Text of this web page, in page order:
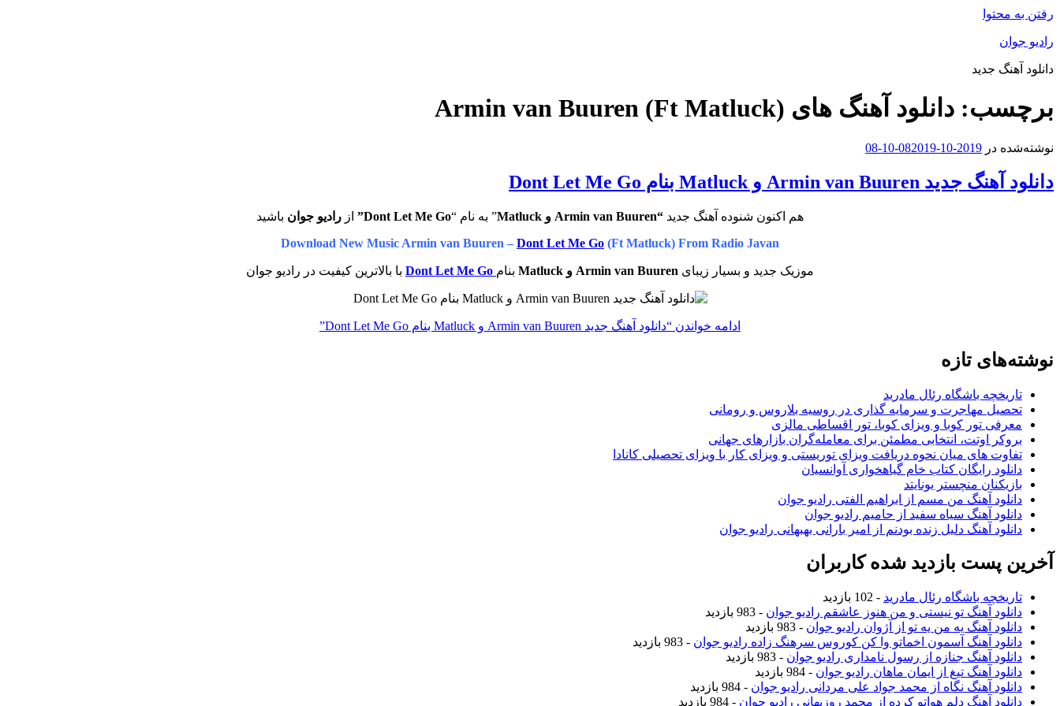
رفتن به محتوا
رادیو جوان
دانلود آهنگ جدید
برچسب: دانلود آهنگ های Armin van Buuren (Ft Matluck)
نوشته‌شده در 2019-10-08
2019-10-08
دانلود آهنگ جدید Armin van Buuren و Matluck بنام Dont Let Me Go
هم اکنون شنوده آهنگ جدید “Armin van Buuren و Matluck ” به نام “Dont Let Me Go” از رادیو جوان باشید
Download New Music Armin van Buuren – Dont Let Me Go (Ft Matluck) From Radio Javan
موزیک جدید و بسیار زیبای Armin van Buuren و Matluck بنام Dont Let Me Go با بالاترین کیفیت در رادیو جوان
ادامه خواندن “دانلود آهنگ جدید Armin van Buuren و Matluck بنام Dont Let Me Go”
نوشته‌های تازه
تاریخچه باشگاه رئال مادرید
تحصیل مهاجرت و سرمایه گذاری در روسیه بلاروس و رومانی
معرفی تور کوبا و ویزای کوبا، تور اقساطی مالزی
بروکر اوتت، انتخابی مطمئن برای معامله‌گران بازارهای جهانی
تفاوت های میان نحوه دریافت ویزای توریستی و ویزای کار با ویزای تحصیلی کانادا
دانلود رایگان کتاب خام گیاهخواری آوانسیان
بازیکنان منچستر یونایتد
دانلود آهنگ من مسم از ابراهیم الفتی رادیو جوان
دانلود آهنگ سیاه سفید از حامیم رادیو جوان
دانلود آهنگ دلیل زنده بودنم از امیر بارانی بهبهانی رادیو جوان
آخرین پست بازدید شده کاربران
تاریخچه باشگاه رئال مادرید - 102 بازدید
دانلود آهنگ تو نیستی و من هنوز عاشقم رادیو جوان - 983 بازدید
دانلود آهنگ یه من یه تو از آژوان رادیو جوان - 983 بازدید
دانلود آهنگ آسمون اخماتو وا کن کوروس سرهنگ زاده رادیو جوان - 983 بازدید
دانلود آهنگ جنازه از رسول نامداری رادیو جوان - 983 بازدید
دانلود آهنگ تیغ از ایمان ماهان رادیو جوان - 984 بازدید
دانلود آهنگ نگاه از محمد جواد علی مردانی رادیو جوان - 984 بازدید
دانلود آهنگ دلم هواتو کرده از محمد روزبهانی رادیو جوان - 984 بازدید